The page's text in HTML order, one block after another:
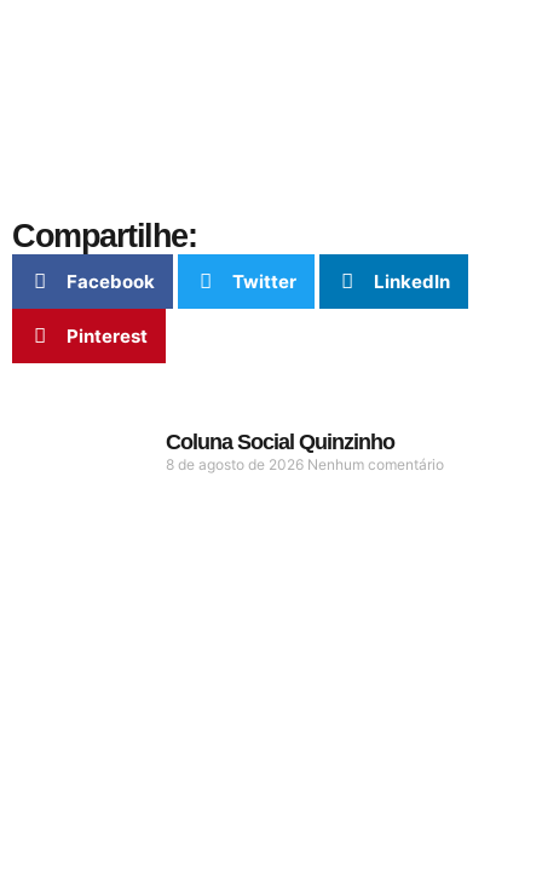
Compartilhe:
Facebook Twitter LinkedIn
Pinterest
Coluna Social Quinzinho
8 de agosto de 2026 Nenhum comentário